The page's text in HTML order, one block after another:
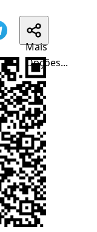
Mais
Opções...